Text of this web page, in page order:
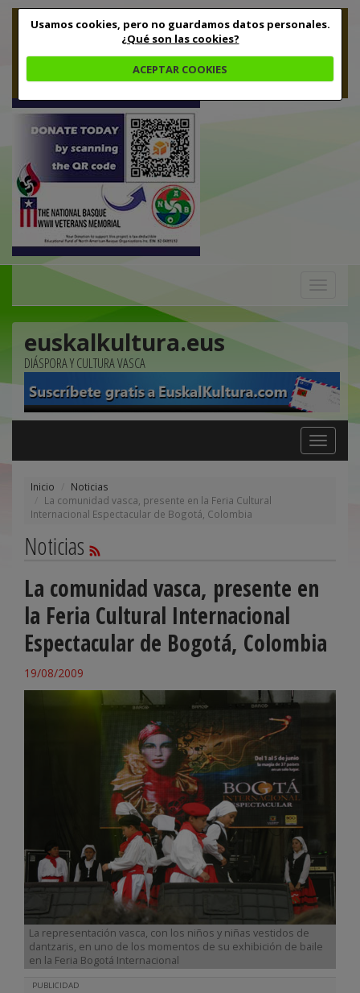
Usamos cookies, pero no guardamos datos personales.
¿Qué son las cookies?
ACEPTAR COOKIES
euskalkultura.eus
DIÁSPORA Y CULTURA VASCA
Toggle
navigation
Inicio
Noticias
La comunidad vasca, presente en la Feria Cultural
Internacional Espectacular de Bogotá, Colombia
Noticias
La comunidad vasca, presente en
la Feria Cultural Internacional
Espectacular de Bogotá, Colombia
19/08/2009
La representación vasca, con los niños y niñas vestidos de
dantzaris, en uno de los momentos de su exhibición de baile
en la Feria Bogotá Internacional
PUBLICIDAD